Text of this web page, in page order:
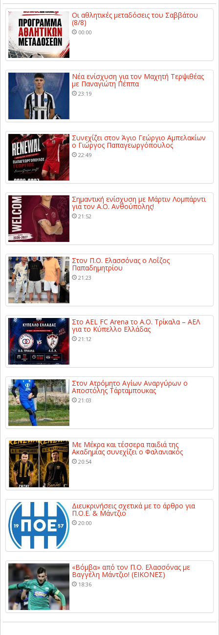
Οι αθλητικές μεταδόσεις του Σαββάτου
(8/8)
00:00
Νέα ενίσχυση για τον Μαχητή Τερψιθέας
με Παναγιώτη Πέππα
23:19
Συνεχίζει στον Άγιο Γεώργιο Αμπελακίων
ο Γιώργος Παπαγεωργόπουλος
22:49
Σημαντική ενίσχυση με Μάρτιν Λομπάρντι
για τον Α.Ο. Ανθούπολης!
21:52
Στον Π.Ο. Ελασσόνας ο Λοΐζος
Παπαδημητρίου
21:23
Στο AEL FC Arena το Α.Ο. Τρίκαλα – ΑΕΛ
για το Κύπελλο Ελλάδας
21:12
Στον Ατρόμητο Αγίων Αναργύρων ο
Αποστόλης Τάρταμπουκας
21:03
Με Μέκρα και τέσσερα παιδιά της
Ακαδημίας συνεχίζει ο Φαλανιακός
20:54
Διευκρινήσεις σχετικά με το άρθρο για
Π.Ο.Ε. & Μάντζιο
20:00
«Βόμβα» από τον Π.Ο. Ελασσόνας με
Βαγγέλη Μάντζιο! (ΕΙΚΟΝΕΣ)
18:36